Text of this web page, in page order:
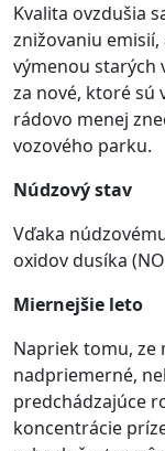
Kvalita ovzdušia
znižovaniu
výmenou starých
za nové, ktoré sú
rádovo menej
vozového parku.
Núdzový stav
Vďaka
oxidov dusíka
Miernejšie leto
Napriek tomu,
nadpriemerné,
predchádzajúce
koncentrácie